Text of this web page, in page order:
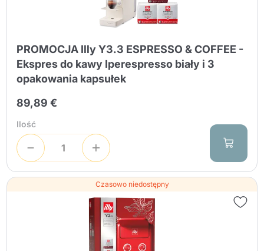
PROMOCJA Illy Y3.3 ESPRESSO & COFFEE -
Ekspres do kawy Iperespresso biały i 3
opakowania kapsułek
89,89 €
Ilość
Czasowo niedostępny